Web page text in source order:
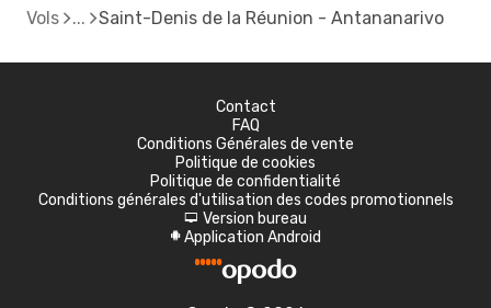
Vols Saint-Denis de la Réunion - Antananarivo
Contact
FAQ
Conditions Générales de vente
Politique de cookies
Politique de confidentialité
Conditions générales d'utilisation des codes promotionnels
d Version bureau
A Application Android